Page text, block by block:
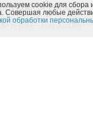
ТОЛЬКО
магазине
cookie для сбора
Совершая любые
обработки